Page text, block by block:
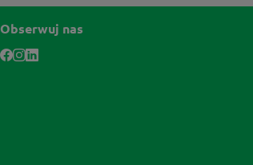
Obserwuj nas